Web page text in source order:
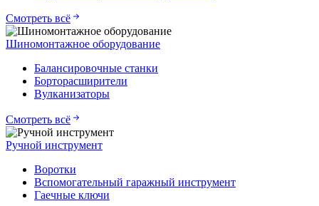
Смотреть всё
Шиномонтажное оборудование
Балансировочные станки
Борторасширители
Вулканизаторы
Смотреть всё
Ручной инструмент
Воротки
Вспомогательный гаражный инструмент
Гаечные ключи